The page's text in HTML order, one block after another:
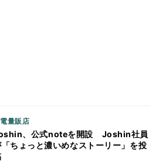
量販店
、公式noteを開設 Joshin社員
ちょっと濃いめなストーリー」を投